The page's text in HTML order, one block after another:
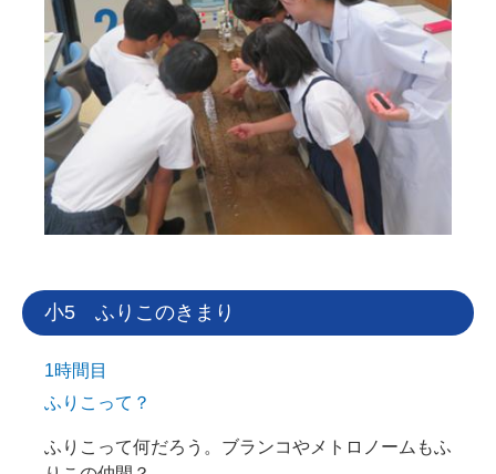
小5 ふりこのきまり
1時間目
ふりこって？
ふりこって何だろう。ブランコやメトロノームもふ